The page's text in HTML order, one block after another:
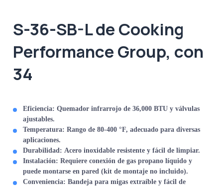
S-36-SB-L de Cooking
Performance Group, con
34
Eficiencia: Quemador infrarrojo de 36,000 BTU y válvulas
ajustables.
Temperatura: Rango de 80-400 °F, adecuado para diversas
aplicaciones.
Durabilidad: Acero inoxidable resistente y fácil de limpiar.
Instalación: Requiere conexión de gas propano líquido y
puede montarse en pared (kit de montaje no incluido).
Conveniencia: Bandeja para migas extraíble y fácil de